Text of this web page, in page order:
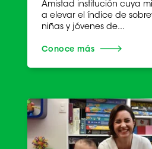
Amistad institución cuya
a elevar el índice de
niñas y jóvenes de...
Conoce más